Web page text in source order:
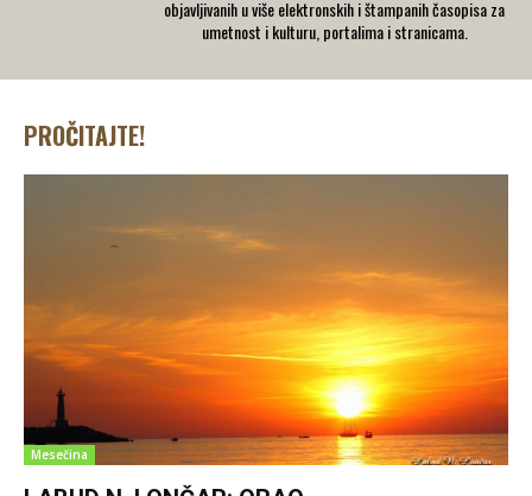
objavljivanih u više elektronskih i štampanih časopisa za
umetnost i kulturu, portalima i stranicama.
PROČITAJTE!
Mesečina